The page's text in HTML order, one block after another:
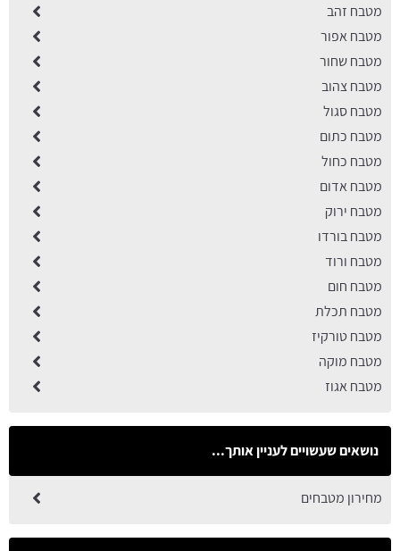
מטבח זהב
מטבח אפור
מטבח שחור
מטבח צהוב
מטבח סגול
מטבח כתום
מטבח כחול
מטבח אדום
מטבח ירוק
מטבח בורדו
מטבח ורוד
מטבח חום
מטבח תכלת
מטבח טורקיז
מטבח מוקה
מטבח אגוז
נושאים שעשויים לעניין אותך...
מחירון מטבחים